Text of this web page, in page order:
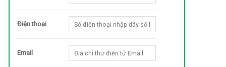
Điện thoại
Email